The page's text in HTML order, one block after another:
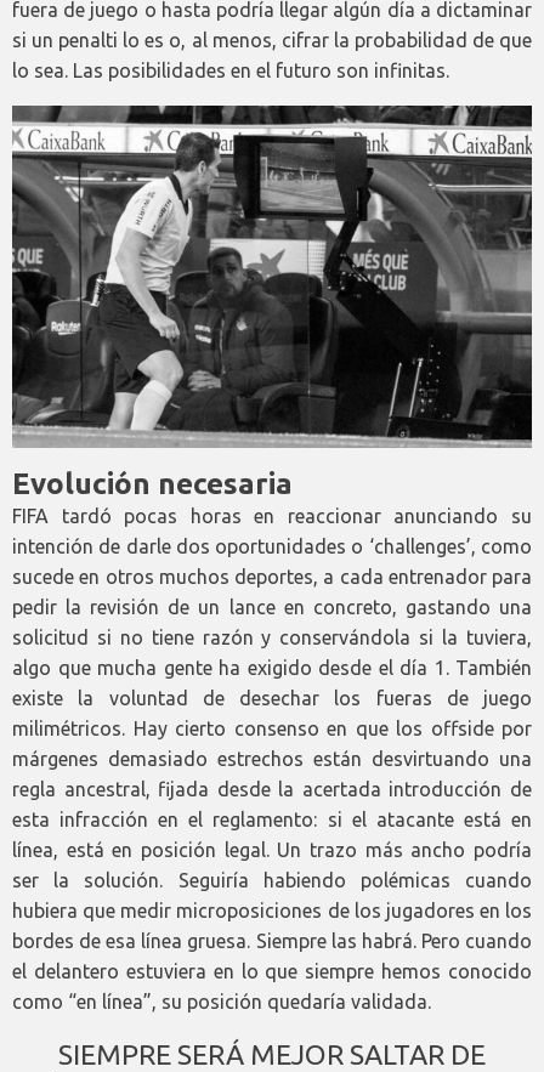
fuera de juego o hasta podría llegar algún día a dictaminar
si un penalti lo es o, al menos, cifrar la probabilidad de que
lo sea. Las posibilidades en el futuro son infinitas.
Evolución necesaria
FIFA tardó pocas horas en reaccionar anunciando su
intención de darle dos oportunidades o ‘challenges’, como
sucede en otros muchos deportes, a cada entrenador para
pedir la revisión de un lance en concreto, gastando una
solicitud si no tiene razón y conservándola si la tuviera,
algo que mucha gente ha exigido desde el día 1. También
existe la voluntad de desechar los fueras de juego
milimétricos. Hay cierto consenso en que los offside por
márgenes demasiado estrechos están desvirtuando una
regla ancestral, fijada desde la acertada introducción de
esta infracción en el reglamento: si el atacante está en
línea, está en posición legal. Un trazo más ancho podría
ser la solución. Seguiría habiendo polémicas cuando
hubiera que medir microposiciones de los jugadores en los
bordes de esa línea gruesa. Siempre las habrá. Pero cuando
el delantero estuviera en lo que siempre hemos conocido
como “en línea”, su posición quedaría validada.
SIEMPRE SERÁ MEJOR SALTAR DE